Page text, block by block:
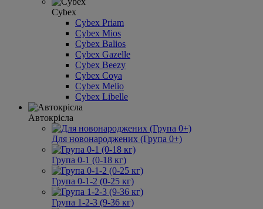
Cybex
Cybex Priam
Cybex Mios
Cybex Balios
Cybex Gazelle
Cybex Beezy
Cybex Coya
Cybex Melio
Cybex Libelle
Автокрісла
Для новонароджених (Група 0+)
Група 0-1 (0-18 кг)
Група 0-1-2 (0-25 кг)
Група 1-2-3 (9-36 кг)